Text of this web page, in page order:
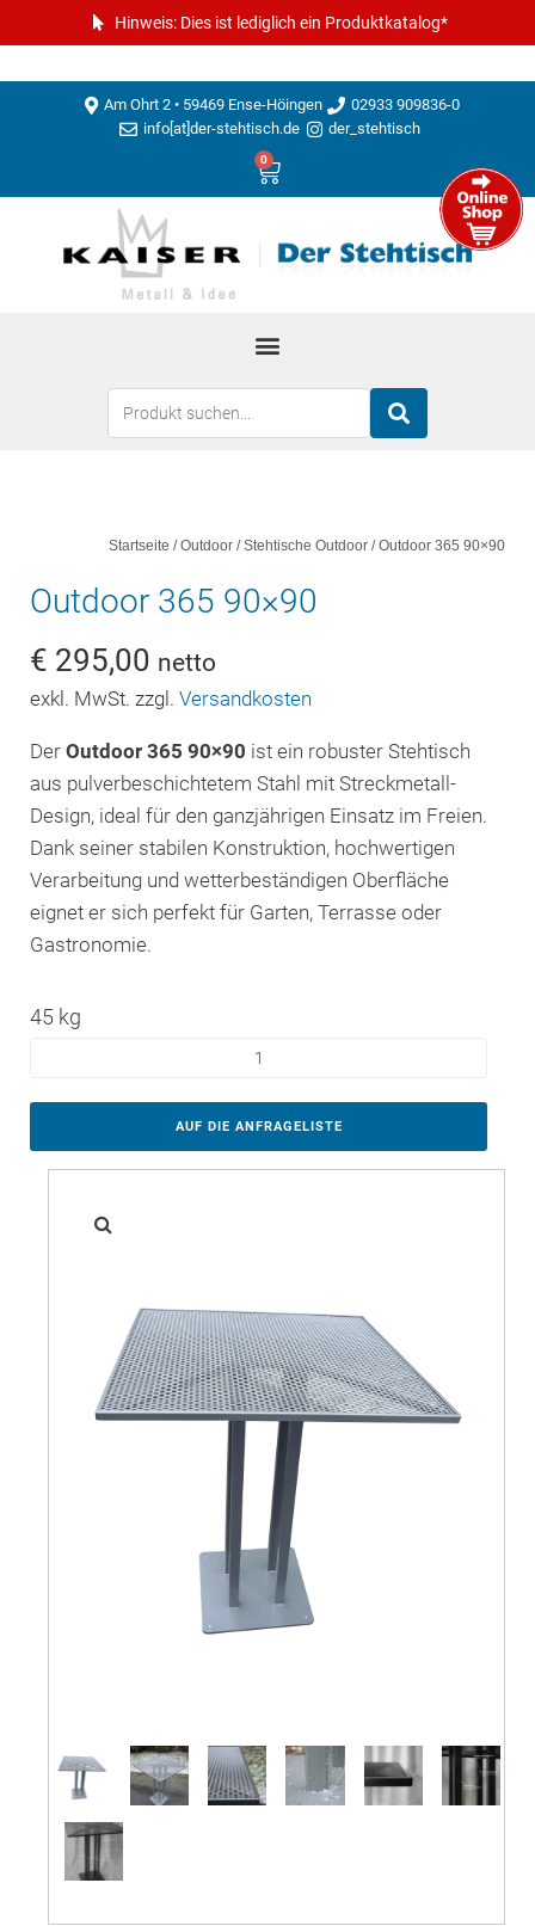
Hinweis: Dies ist lediglich ein Produktkatalog*
Am Ohrt 2 • 59469 Ense-Höingen
02933 909836-0
info[at]der-stehtisch.de
der_stehtisch
0
Startseite /Outdoor /Stehtische Outdoor / Outdoor 365 90×90
Outdoor 365 90×90
€ 295,00 netto
exkl. MwSt. zzgl. Versandkosten
Der Outdoor 365 90×90 ist ein robuster Stehtisch
aus pulverbeschichtetem Stahl mit Streckmetall-
Design, ideal für den ganzjährigen Einsatz im Freien.
Dank seiner stabilen Konstruktion, hochwertigen
Verarbeitung und wetterbeständigen Oberfläche
eignet er sich perfekt für Garten, Terrasse oder
Gastronomie.
45 kg
AUF DIE ANFRAGELISTE